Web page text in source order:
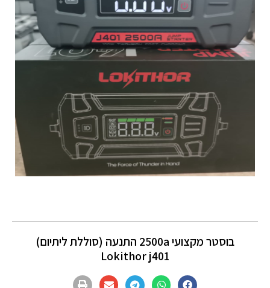
בוסטר מקצועי 2500a התנעה (סוללת ליתיום)
Lokithor j401